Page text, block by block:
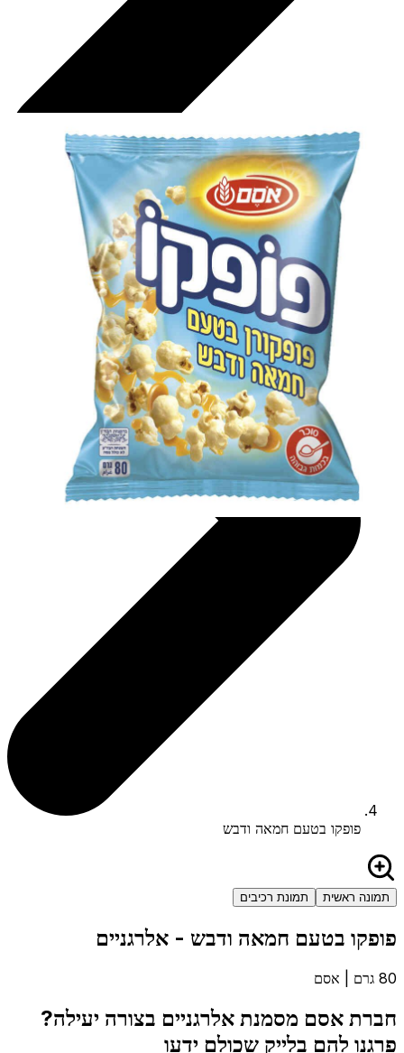
חטיפים
פופקו בטעם חמאה ודבש
תמונה ראשית תמונת רכיבים
פופקו בטעם חמאה ודבש - אלרגניים
80 גרם אסם
חברת אסם מסמנת אלרגניים בצורה יעילה?
פרגנו להם בלייק שכולם ידעו